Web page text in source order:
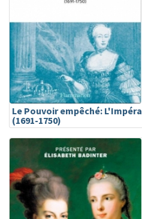
Le Pouvoir empêché:
(1691-1750)